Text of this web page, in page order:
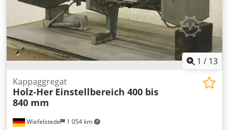
1 / 13
Wiefelstede 1 054 km
Kappaggregat
Holz-Her Einstellbereich 400 bis
840 mm